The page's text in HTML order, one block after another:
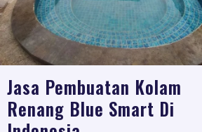
Jasa Pembuatan Kolam
Renang Blue Smart Di